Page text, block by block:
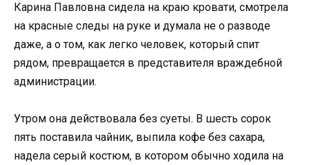
Карина Павловна сидела на краю кровати, смотрела
на красные следы на руке и думала не о разводе
даже, а о том, как легко человек, который спит
рядом, превращается в представителя враждебной
администрации.
Утром она действовала без суеты. В шесть сорок
пять поставила чайник, выпила кофе без сахара,
надела серый костюм, в котором обычно ходила на